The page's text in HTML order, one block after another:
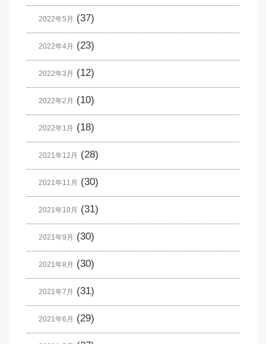
2022年5月 (37)
2022年4月 (23)
2022年3月 (12)
2022年2月 (10)
2022年1月 (18)
2021年12月 (28)
2021年11月 (30)
2021年10月 (31)
2021年9月 (30)
2021年8月 (30)
2021年7月 (31)
2021年6月 (29)